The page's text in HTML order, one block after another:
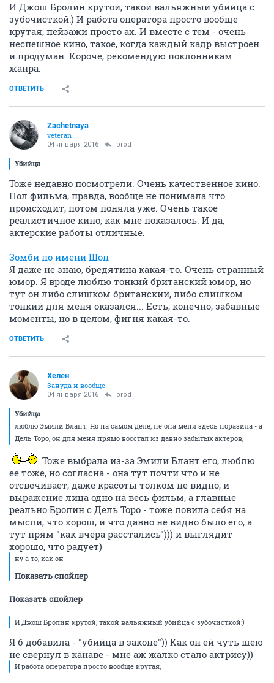
И Джош Бролин крутой, такой вальяжный убийца с
зубочисткой:) И работа оператора просто вообще
крутая, пейзажи просто ах. И вместе с тем - очень
неспешное кино, такое, когда каждый кадр выстроен
и продуман. Короче, рекомендую поклонникам
жанра.
ОТВЕТИТЬ
Zachetnaya
veteran
04 января 2016 brod
Убийца
Тоже недавно посмотрели. Очень качественное кино.
Пол фильма, правда, вообще не понимала что
происходит, потом поняла уже. Очень такое
реалистичное кино, как мне показалось. И да,
актерские работы отличные.
Зомби по имени Шон
Я даже не знаю, бредятина какая-то. Очень странный
юмор. Я вроде люблю тонкий британский юмор, но
тут он либо слишком британский, либо слишком
тонкий для меня оказался... Есть, конечно, забавные
моменты, но в целом, фигня какая-то.
ОТВЕТИТЬ
Хелен
Зануда и вообще
04 января 2016 brod
Убийца
люблю Эмили Блант. Но на самом деле, не она меня здесь поразила - а
Дель Торо, он для меня прямо восстал из давно забытых актеров,
Тоже выбрала из-за Эмили Блант его, люблю
ее тоже, но согласна - она тут почти что и не
отсвечивает, даже красоты толком не видно, и
выражение лица одно на весь фильм, а главные
реально Бролин с Дель Торо - тоже ловила себя на
мысли, что хорош, и что давно не видно было его, а
тут прям "как вчера расстались"))) и выглядит
хорошо, что радует)
ну а то, как он
Показать спойлер
Показать спойлер
И Джош Бролин крутой, такой вальяжный убийца с зубочисткой:)
Я б добавила - "убийца в законе")) Как он ей чуть шею
не свернул в канаве - мне аж жалко стало актрису))
И работа оператора просто вообще крутая,